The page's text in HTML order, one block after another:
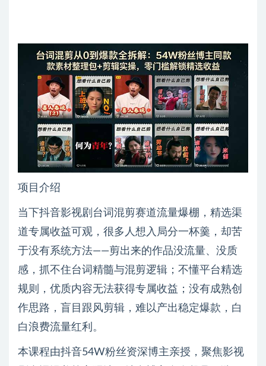
项目介绍
当下抖音影视剧台词混剪赛道流量爆棚，精选渠
道专属收益可观，很多人想入局分一杯羹，却苦
于没有系统方法——剪出来的作品没流量、没质
感，抓不住台词精髓与混剪逻辑；不懂平台精选
规则，优质内容无法获得专属收益；没有成熟创
作思路，盲目跟风剪辑，难以产出稳定爆款，白
白浪费流量红利。
本课程由抖音54W粉丝资深博主亲授，聚焦影视